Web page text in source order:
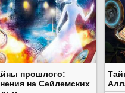
прошлого:
на Сейлемских